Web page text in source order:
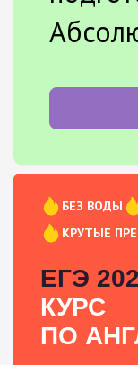
БЕЗ ВОДЫ
КРУТЫЕ
ЕГЭ
КУРС
ПО